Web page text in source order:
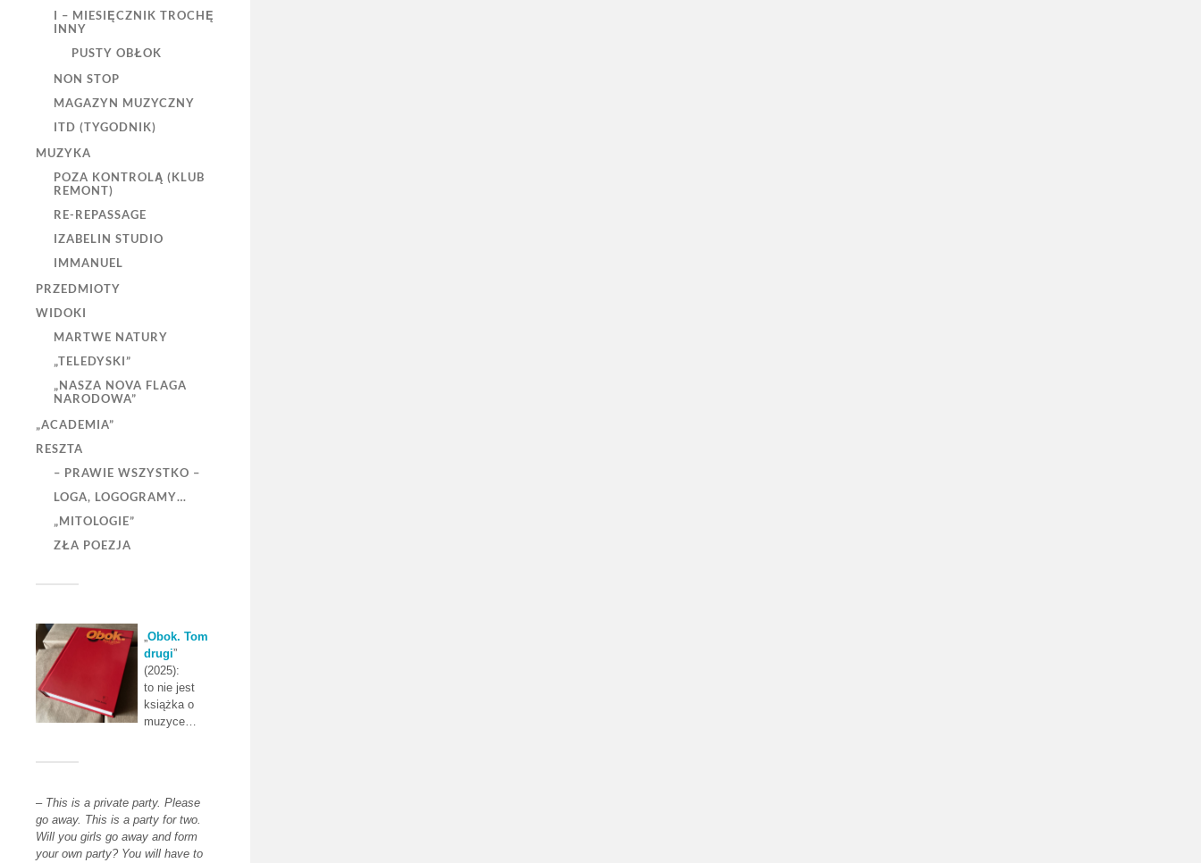
I – MIESIĘCZNIK TROCHĘ
INNY
PUSTY OBŁOK
NON STOP
MAGAZYN MUZYCZNY
ITD (TYGODNIK)
MUZYKA
POZA KONTROLĄ (KLUB
REMONT)
RE-REPASSAGE
IZABELIN STUDIO
IMMANUEL
PRZEDMIOTY
WIDOKI
MARTWE NATURY
„TELEDYSKI”
„NASZA NOVA FLAGA
NARODOWA”
„ACADEMIA”
RESZTA
– PRAWIE WSZYSTKO –
LOGA, LOGOGRAMY…
„MITOLOGIE”
ZŁA POEZJA
„Obok. Tom
drugi”
(2025):
to nie jest
książka o
muzyce…
– This is a private party. Please
go away. This is a party for two.
Will you girls go away and form
your own party? You will have to